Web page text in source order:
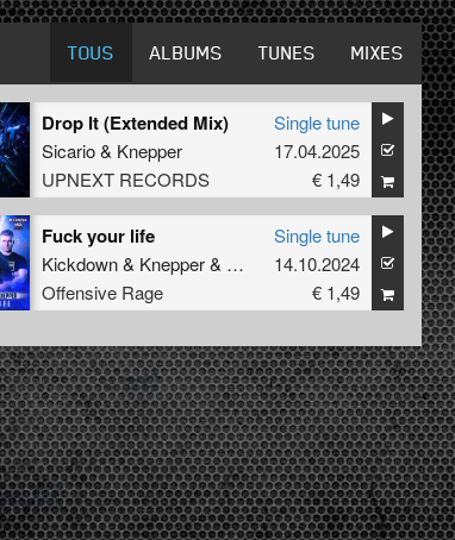
TOUS ALBUMS TUNES MIXES
Drop It (Extended Mix)
Sicario& Knepper
UPNEXT RECORDS
Single tune
17.04.2025
€ 1,49
Fuck your life
Kickdown& Knepper& Sicario
Offensive Rage
Single tune
14.10.2024
€ 1,49